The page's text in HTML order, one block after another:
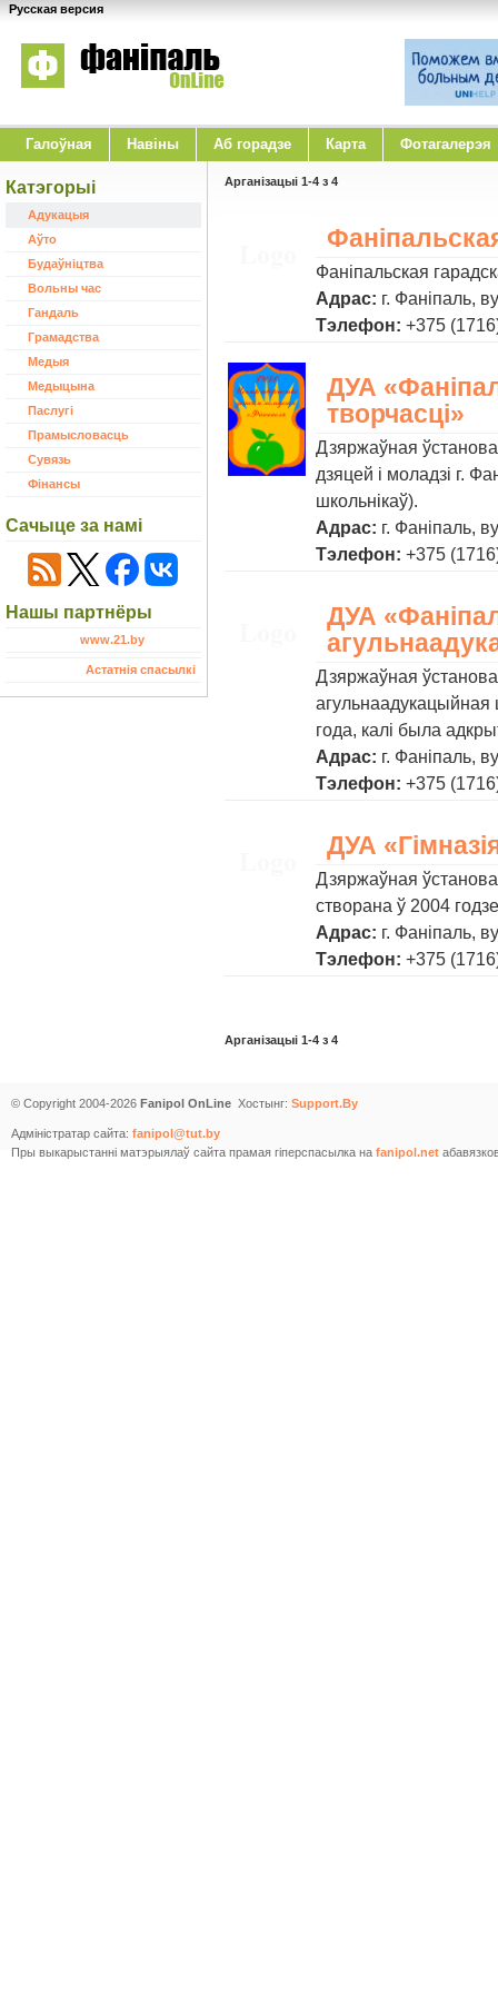
Русская версия
Галоўная Навіны Аб горадзе Карта Фотагалерэя
Катэгорыі
Адукацыя
Аўто
Будаўніцтва
Вольны час
Гандаль
Грамадства
Медыя
Медыцына
Паслугі
Прамысловасць
Сувязь
Фінансы
Сачыце за намі
Нашы партнёры
www.21.by
Астатнія спасылкі
Арганізацыі 1-4 з 4
Фаніпальская
Адрас: г. Фаніпаль,
Тэлефон: +375
ДУА
творчасці»
Дзяржаўная
дзяцей і моладзі г.
школьнікаў).
Адрас: г. Фаніпаль,
Тэлефон: +375
ДУА
Дзяржаўная
года, калі была
Адрас: г. Фаніпаль,
Тэлефон: +375
ДУА
Дзяржаўная
створана ў 2004
Адрас: г. Фаніпаль,
Тэлефон: +375
Арганізацыі 1-4 з 4
© Copyright 2004-2026 Fanipol OnLine Хостынг: Support.By
Адміністратар сайта: fanipol@tut.by
Пры выкарыстанні матэрыялаў сайта прамая гіперспасылка на fanipol.net